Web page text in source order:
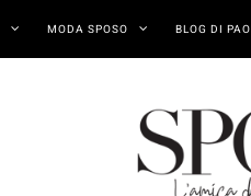
MODA SPOSO BLOG DI